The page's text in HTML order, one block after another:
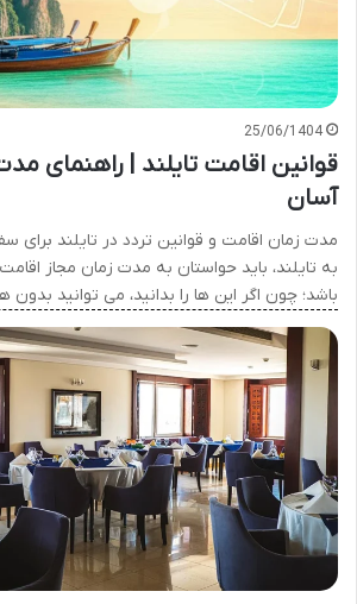
25/06/1404
قوانین اقامت تایلند | راهنمای
آسان
مدت زمان اقامت و قوانین تردد در تایلند
به تایلند، باید حواستان به مدت زمان مجاز
باشد؛ چون اگر این ها را بدانید، می توانید